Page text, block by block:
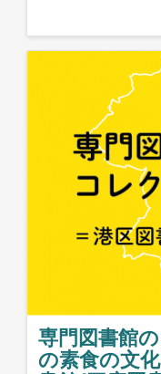
専門図書館
の素食の文